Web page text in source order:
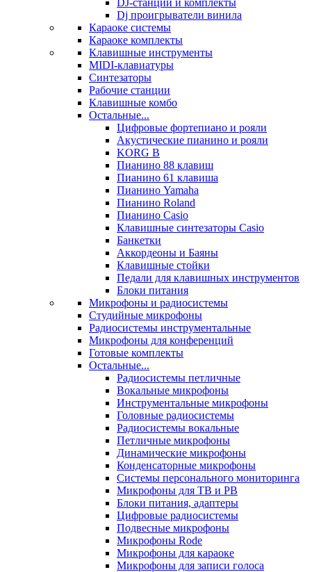
DJ-станции и комплекты
Dj проигрыватели винила
Караоке системы
Караоке комплекты
Клавишные инструменты
MIDI-клавиатуры
Синтезаторы
Рабочие станции
Клавишные комбо
Остальные...
Цифровые фортепиано и рояли
Акустические пианино и рояли
KORG B
Пианино 88 клавиш
Пианино 61 клавиша
Пианино Yamaha
Пианино Roland
Пианино Casio
Клавишные синтезаторы Casio
Банкетки
Аккордеоны и Баяны
Клавишные стойки
Педали для клавишных инструментов
Блоки питания
Микрофоны и радиосистемы
Студийные микрофоны
Радиосистемы инструментальные
Микрофоны для конференций
Готовые комплекты
Остальные...
Радиосистемы петличные
Вокальные микрофоны
Инструментальные микрофоны
Головные радиосистемы
Радиосистемы вокальные
Петличные микрофоны
Динамические микрофоны
Конденсаторные микрофоны
Системы персонального мониторинга
Микрофоны для ТВ и РВ
Блоки питания, адаптеры
Цифровые радиосистемы
Подвесные микрофоны
Микрофоны Rode
Микрофоны для караоке
Микрофоны для записи голоса